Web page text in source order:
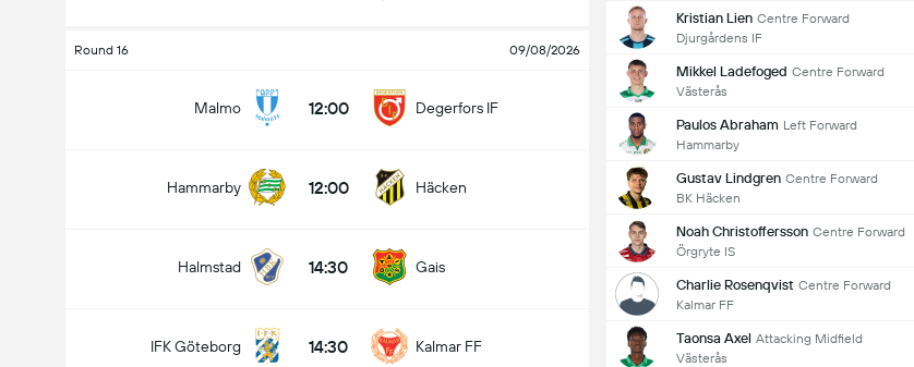
Round 16 09/08/2026
Malmo 12:00 Degerfors IF
Hammarby 12:00 Häcken
Halmstad 14:30 Gais
IFK Göteborg 14:30 Kalmar FF
Kristian Lien Centre Forward
Djurgårdens IF
Mikkel Ladefoged Centre Forward
Västerås
Paulos Abraham Left Forward
Hammarby
Gustav Lindgren Centre Forward
BK Häcken
Noah Christoffersson Centre Forward
Örgryte IS
Charlie Rosenqvist Centre Forward
Kalmar FF
Taonsa Axel Attacking Midfield
Västerås